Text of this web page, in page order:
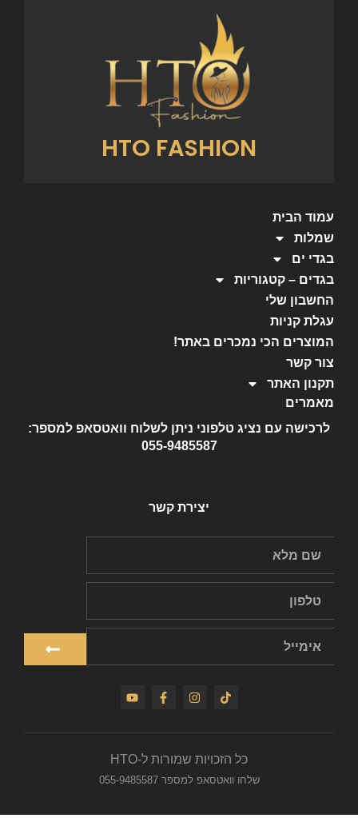
HTO FASHION
עמוד הבית
שמלות
בגדי ים
בגדים – קטגוריות
החשבון שלי
עגלת קניות
המוצרים הכי נמכרים באתר!
צור קשר
תקנון האתר
מאמרים
לרכישה עם נציג טלפוני ניתן לשלוח וואטסאפ למספר:
055-9485587
יצירת קשר
כל הזכויות שמורות ל-HTO
שלחו וואטסאפ למספר 055-9485587